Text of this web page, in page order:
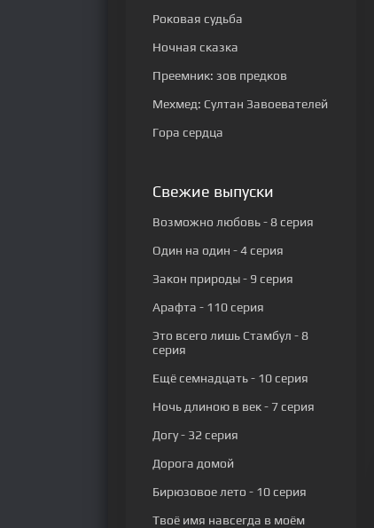
Роковая судьба
Ночная сказка
Преемник: зов предков
Мехмед: Султан Завоевателей
Гора сердца
Свежие выпуски
Возможно любовь- 8 серия
Один на один - 4 серия
Закон природы- 9 серия
Арафта - 110 серия
Это всего лишь Стамбул - 8
серия
Ещё семнадцать- 10 серия
Ночь длиною в век- 7 серия
Догу- 32 серия
Дорога домой
Бирюзовое лето - 10 серия
Твоё имя навсегда в моём